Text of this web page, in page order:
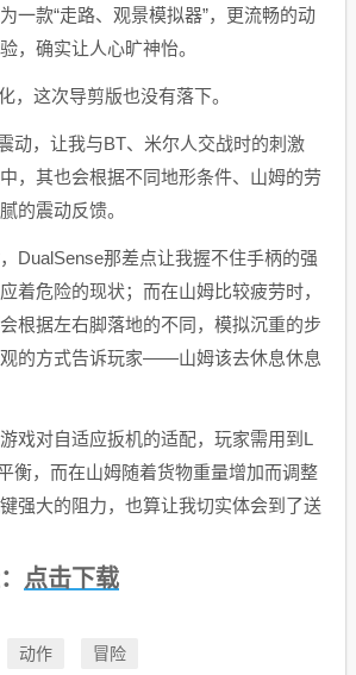
款“走路、观景模拟器”，更流畅的动
，确实让人心旷神怡。
，这次导剪版也没有落下。
动，让我与BT、米尔人交战时的刺激
，其也会根据不同地形条件、山姆的劳
的震动反馈。
DualSense那差点让我握不住手柄的强
着危险的现状；而在山姆比较疲劳时，
根据左右脚落地的不同，模拟沉重的步
的方式告诉玩家——山姆该去休息休息
戏对自适应扳机的适配，玩家需用到L
衡，而在山姆随着货物重量增加而调整
强大的阻力，也算让我切实体会到了送
点击下载
动作 冒险